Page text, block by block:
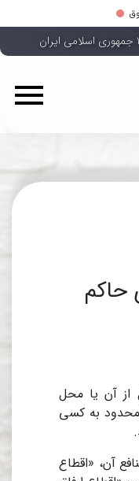
حاکم
از آن یا محل
به کسی
آن، «اقطاع